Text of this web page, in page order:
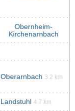
Obernheim-
Kirchenarnbach
Oberarnbach 3.2 km
Landstuhl 4.7 km